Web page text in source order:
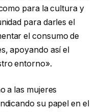
para la cultura y
para darles el
el consumo de
apoyando así el
entorno».
a las mujeres
su papel en el